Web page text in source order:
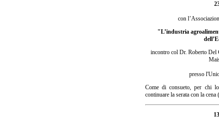
con
"L’industria
incontro col Dr. Roberto Del
presso
Come di consueto, per chi
continuare la serata con la cena